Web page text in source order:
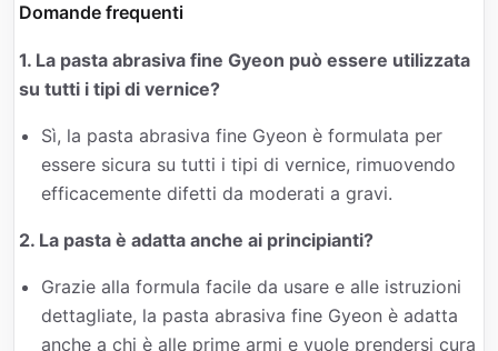
Domande frequenti
1. La pasta abrasiva fine Gyeon può essere utilizzata
su tutti i tipi di vernice?
Sì, la pasta abrasiva fine Gyeon è formulata per
essere sicura su tutti i tipi di vernice, rimuovendo
efficacemente difetti da moderati a gravi.
2. La pasta è adatta anche ai principianti?
Grazie alla formula facile da usare e alle istruzioni
dettagliate, la pasta abrasiva fine Gyeon è adatta
anche a chi è alle prime armi e vuole prendersi cura